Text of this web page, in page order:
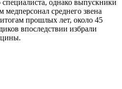
однако выпускники
медперсонал среднего звена
прошлых лет, около 45
впоследствии избрали